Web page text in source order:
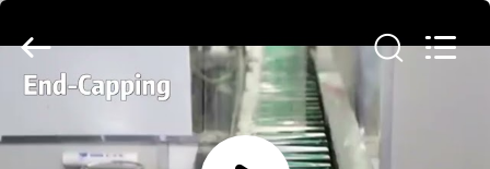
CENTER.
Reserved.